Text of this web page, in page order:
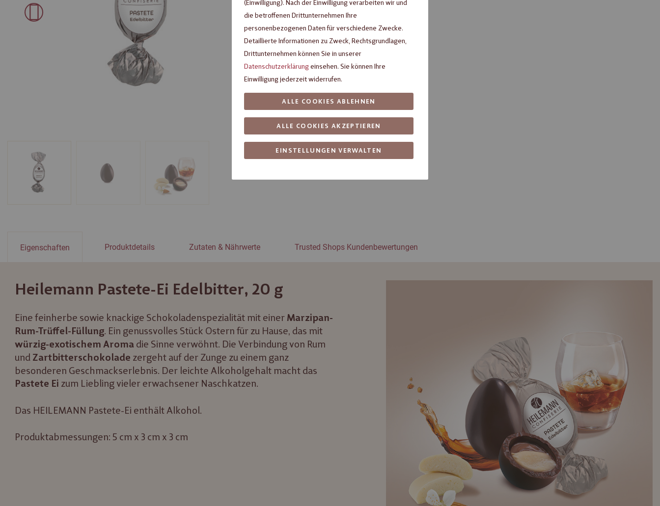
Fragen zum Produkt?
Eigenschaften
Heilemann Pastete-Ei Edelbitter, 20 g
Eine feinherbe sowie knackige Schokoladenspezialität mit einer Marzipan-
Rum-Trüffel-Füllung. Ein genussvolles Stück Ostern für zu Hause, das mit
würzig-exotischem Aroma die Sinne verwöhnt. Die Verbindung von Rum
und Zartbitterschokolade zergeht auf der Zunge zu einem ganz
besonderen Geschmackserlebnis. Der leichte Alkoholgehalt macht das
Pastete Ei zum Liebling vieler erwachsener Naschkatzen.
Das HEILEMANN Pastete-Ei enthält Alkohol.
Produktabmessungen: 5 cm x 3 cm x 3 cm
Produktdetails Zutaten & Nährwerte Trusted Shops Kundenbewertungen
(Einwilligung). Nach der Einwilligung verarbeiten wir und
die betroffenen Drittunternehmen Ihre
personenbezogenen Daten für verschiedene Zwecke.
Detaillierte Informationen zu Zweck, Rechtsgrundlagen,
Drittunternehmen können Sie in unserer
Datenschutzerklärungeinsehen. Sie können Ihre
Einwilligung jederzeit widerrufen.
EINSTELLUNGEN VERWALTEN
ALLE COOKIES AKZEPTIEREN
ALLE COOKIES ABLEHNEN